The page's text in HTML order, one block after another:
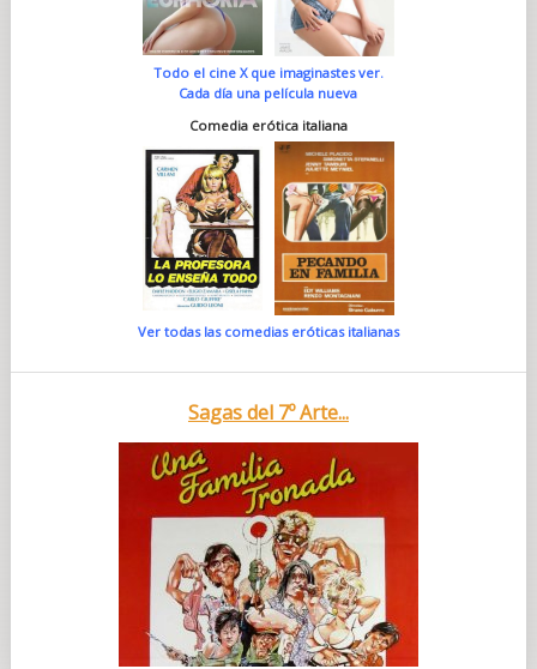
Todo el cine X que imaginastes ver.
Cada día una película nueva
Comedia erótica italiana
Ver todas las comedias eróticas italianas
Sagas del 7º Arte...